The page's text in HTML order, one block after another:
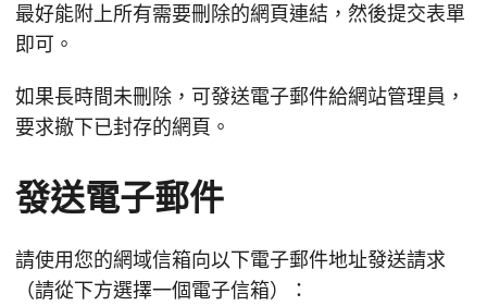
最好能附上所有需要刪除的網頁連結，然後提交表單
即可。
如果長時間未刪除，可發送電子郵件給網站管理員，
要求撤下已封存的網頁。
發送電子郵件
請使用您的網域信箱向以下電子郵件地址發送請求
（請從下方選擇一個電子信箱）：